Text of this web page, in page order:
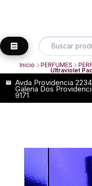
Avda Providencia
Galeria Dos
9171
Inicio PERFUMES
Ultraviolet